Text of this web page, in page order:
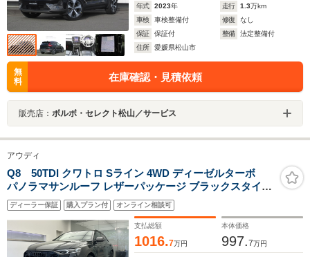
年式 2023年 走行 1.3万km
車検
車検整備付 修復
なし
保証
保証付 整備
法定整備付
住所
愛媛県松山市
無
料
在庫確認・見積依頼
販売店： ボルボ・セレクト松山／サービス
アウディ
Q8 50TDI クワトロ Sライン 4WD ディーゼルターボ
パノラマサンルーフ レザーパッケージ ブラックスタイリ
ングパッケージ Slineパッケージ コンフォートアシスタン
スパッケージ HDマトリクスLEDヘッドライト 認定中古
ディーラー保証 購入プラン付 オンライン相談可
支払総額
1016.7万円
本体価格
997.7万円